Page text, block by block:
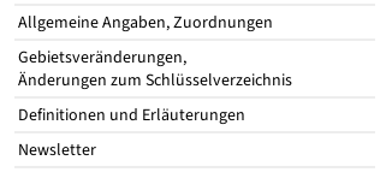
Allgemeine Angaben, Zuordnungen
Gebietsveränderungen,
Änderungen zum Schlüsselverzeichnis
Definitionen und Erläuterungen
Newsletter